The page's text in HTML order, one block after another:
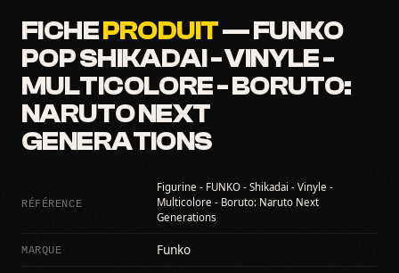
FICHEPRODUIT— FUNKO
POP SHIKADAI - VINYLE -
MULTICOLORE - BORUTO:
NARUTO NEXT
GENERATIONS
RÉFÉRENCE
Figurine - FUNKO - Shikadai - Vinyle -
Multicolore - Boruto: Naruto Next
Generations
MARQUE Funko